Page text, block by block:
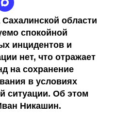
области
спокойной
инцидентов и
нет, что отражает
на сохранение
в условиях
ситуации. Об этом
Никашин.